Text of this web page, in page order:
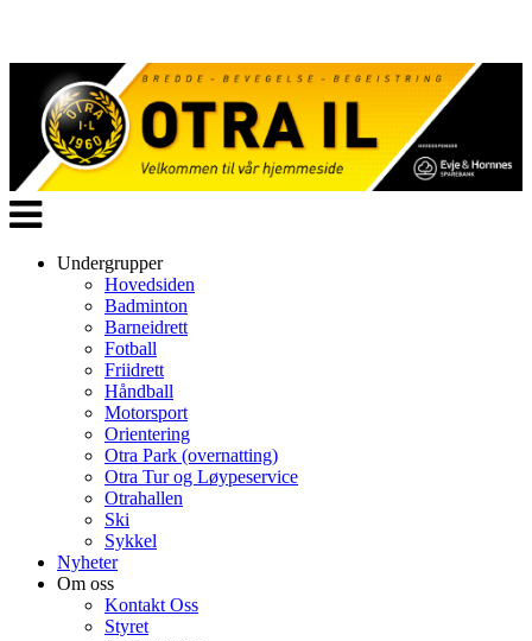
Veksle
navigasjon
Undergrupper
Hovedsiden
Badminton
Barneidrett
Fotball
Friidrett
Håndball
Motorsport
Orientering
Otra Park (overnatting)
Otra Tur og Løypeservice
Otrahallen
Ski
Sykkel
Nyheter
Om oss
Kontakt Oss
Styret